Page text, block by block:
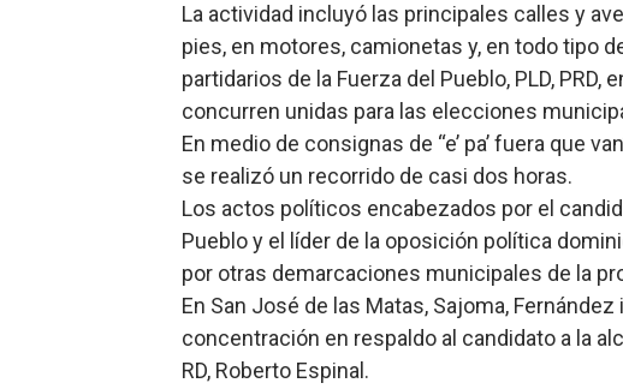
La actividad incluyó las principales calles y
pies, en motores, camionetas y, en todo tipo
partidarios de la Fuerza del Pueblo, PLD,
concurren unidas para las elecciones
En medio de consignas de “e’ pa’ fuera que
se realizó un recorrido de casi dos horas.
Los actos políticos encabezados por el
Pueblo y el líder de la oposición política
por otras demarcaciones municipales de la
En San José de las Matas, Sajoma,
concentración en respaldo al candidato a la
RD, Roberto Espinal.